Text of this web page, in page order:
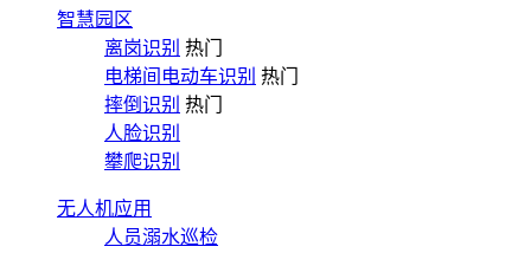
智慧园区
离岗识别 热门
电梯间电动车识别 热门
摔倒识别 热门
人脸识别
攀爬识别
无人机应用
人员溺水巡检